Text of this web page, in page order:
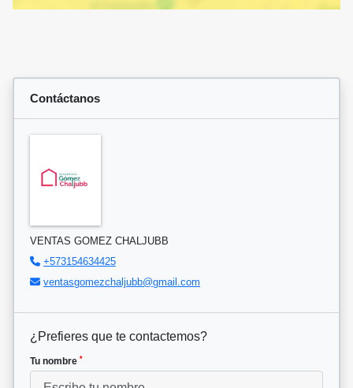
Contáctanos
VENTAS GOMEZ CHALJUBB
+573154634425
ventasgomezchaljubb@gmail.com
¿Prefieres que te contactemos?
Tu nombre *